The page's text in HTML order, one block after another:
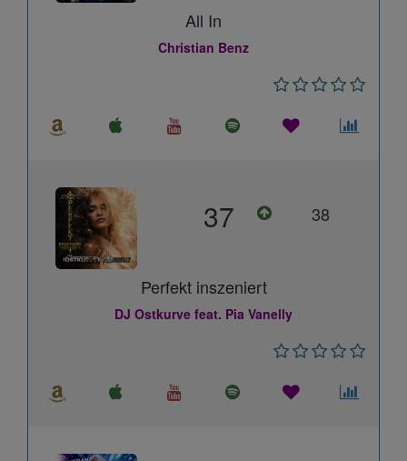
All In
Christian Benz
37 38
Perfekt inszeniert
DJ Ostkurve feat. Pia Vanelly